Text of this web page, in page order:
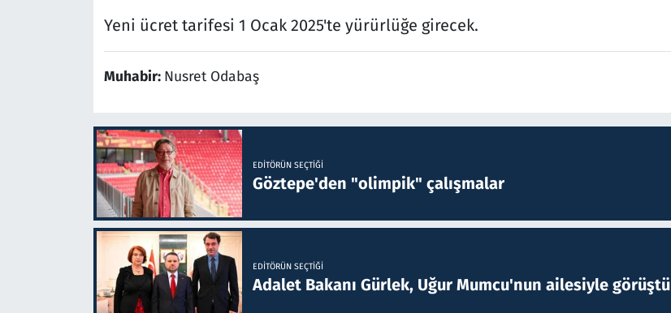
Yeni ücret tarifesi 1 Ocak 2025'te yürürlüğe girecek.
Muhabir: Nusret Odabaş
EDITÖRÜN SEÇTIĞI
Göztepe'den "olimpik" çalışmalar
EDITÖRÜN SEÇTIĞI
Adalet Bakanı Gürlek, Uğur Mumcu'nun ailesiyle görüştü